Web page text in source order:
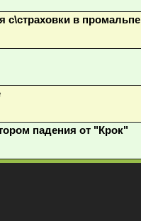
с\страховки в промальпе
падения от "Крок"